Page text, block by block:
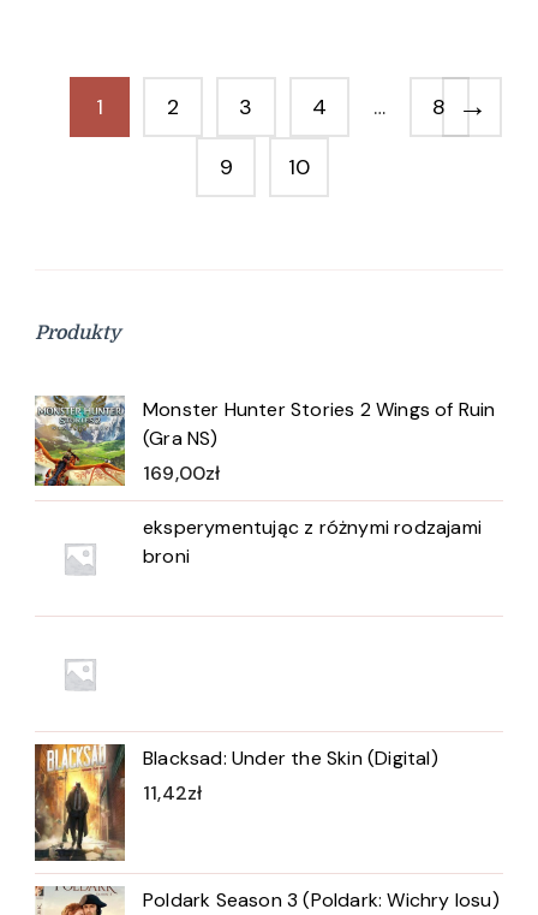
1 2 3 4 … 8
9 10
→
Produkty
Monster Hunter Stories 2 Wings of Ruin
(Gra NS)
169,00zł
eksperymentując z różnymi rodzajami
broni
Blacksad: Under the Skin (Digital)
11,42zł
Poldark Season 3 (Poldark: Wichry losu)